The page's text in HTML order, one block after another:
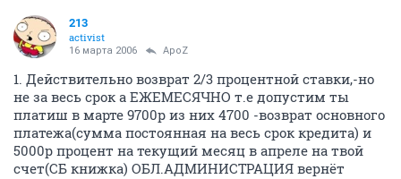
213
activist
16 марта 2006 ApoZ
1. Действительно возврат 2/3 процентной ставки,-но
не за весь срок а ЕЖЕМЕСЯЧНО т.е допустим ты
платиш в марте 9700р из них 4700 -возврат основного
платежа(сумма постоянная на весь срок кредита) и
5000р процент на текущий месяц в апреле на твой
счет(СБ книжка) ОБЛ.АДМИНИСТРАЦИЯ вернёт